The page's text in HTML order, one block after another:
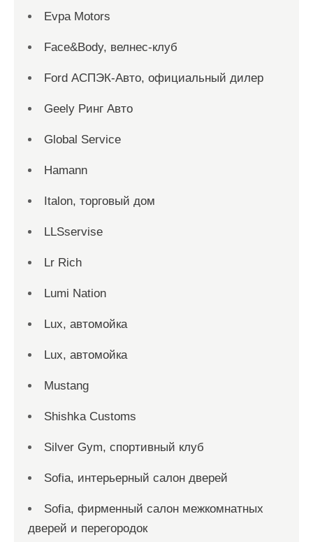
Evpa Motors
Face&Body, велнес-клуб
Ford АСПЭК-Авто, официальный дилер
Geely Ринг Авто
Global Service
Hamann
Italon, торговый дом
LLSservise
Lr Rich
Lumi Nation
Lux, автомойка
Lux, автомойка
Mustang
Shishka Customs
Silver Gym, спортивный клуб
Sofia, интерьерный салон дверей
Sofia, фирменный салон межкомнатных
дверей и перегородок